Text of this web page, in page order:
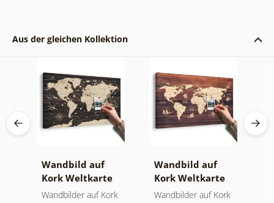
Aus der gleichen Kollektion
Wandbild auf
Kork Weltkarte
auf hölzernem
Wandbilder auf Kork
Wandbild auf
Kork Weltkarte
auf Holz
Wandbilder auf Kork